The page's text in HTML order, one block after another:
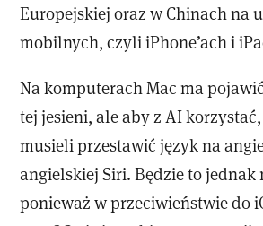
Europejskiej oraz w Chinach na
mobilnych, czyli iPhone’ach i
Na komputerach Mac ma
tej jesieni, ale aby z AI
musieli przestawić język na
angielskiej Siri. Będzie to jednak
ponieważ w przeciwieństwie do